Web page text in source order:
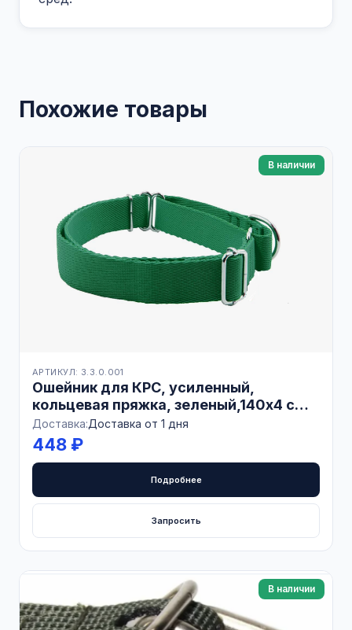
Похожие товары
В наличии
АРТИКУЛ: 3.3.0.001
Ошейник для КРС, усиленный,
кольцевая пряжка, зеленый,140х4 см,
БЕЛАРУСЬ
Доставка:Доставка от 1 дня
448 ₽
Подробнее
Запросить
В наличии